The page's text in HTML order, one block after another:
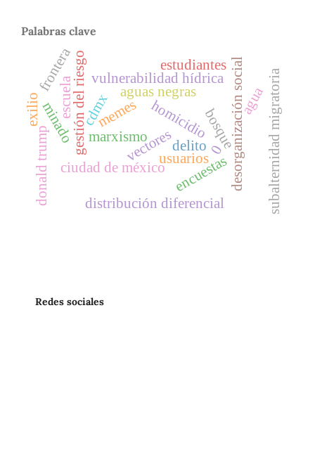
Palabras clave
marxismo homicidio
gestión del riesgo aguas negras
usuarios
encuestas
memes
ciudad de méxico desorganización social
distribución diferencial
cdmx
delito
vulnerabilidad hídrica
minado bosque
agua
vectores
escuela
estudiantes
frontera
exilio subalternidad migratoria
donald trump 0
Redes sociales